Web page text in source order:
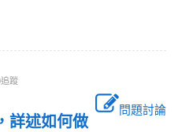
蹤
問題討論
詳述如何做